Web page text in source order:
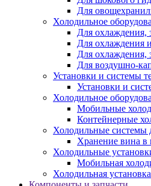
Для
Холодильное
Для охлаждения,
Для охлаждения
Для охлаждения,
Для воздушно-
Установки и системы
Установки и
Холодильное
Мобильные
Контейнерные
Холодильные системы
Хранение вина в
Холодильные
Мобильная
Холодильная